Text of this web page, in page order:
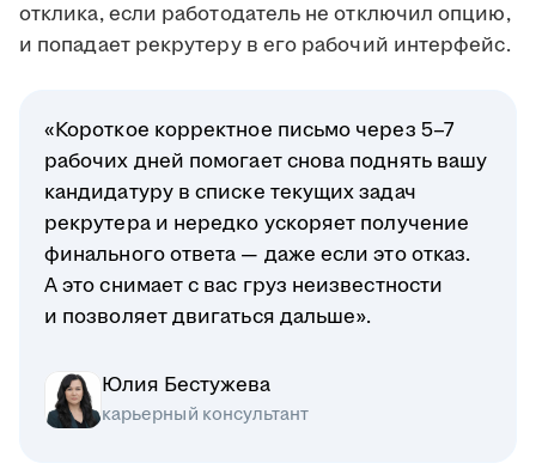
отклика, если работодатель не отключил опцию,
и попадает рекрутеру в его рабочий интерфейс.
«Короткое корректное письмо через 5–7
рабочих дней помогает снова поднять вашу
кандидатуру в списке текущих задач
рекрутера и нередко ускоряет получение
финального ответа — даже если это отказ.
А это снимает с вас груз неизвестности
и позволяет двигаться дальше».
Юлия Бестужева
карьерный консультант